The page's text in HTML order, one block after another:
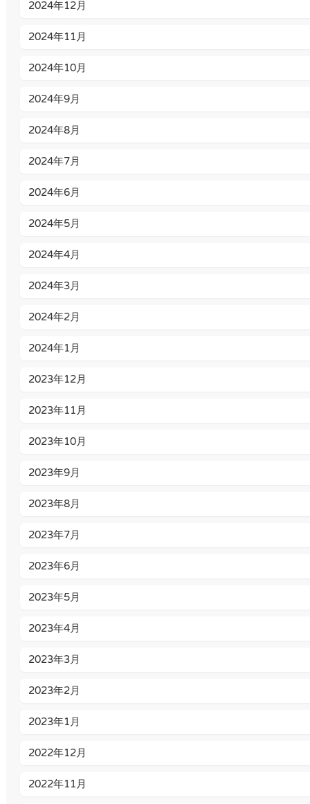
2024年12月
2024年11月
2024年10月
2024年9月
2024年8月
2024年7月
2024年6月
2024年5月
2024年4月
2024年3月
2024年2月
2024年1月
2023年12月
2023年11月
2023年10月
2023年9月
2023年8月
2023年7月
2023年6月
2023年5月
2023年4月
2023年3月
2023年2月
2023年1月
2022年12月
2022年11月